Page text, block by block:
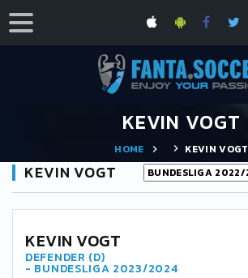
KEVIN VOGT
HOME KEVIN VOGT
KEVIN VOGT
22
KEVIN VOGT
DEFENDER (D)
- BUNDESLIGA 2023/2024